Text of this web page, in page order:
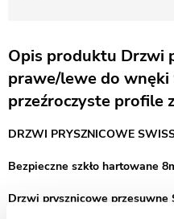
Opis produktu Drzwi
prawe/lewe do wnęki
przeźroczyste profile
DRZWI PRYSZNICOWE
Bezpieczne szkło hartowane
Drzwi prysznicowe przesuwne